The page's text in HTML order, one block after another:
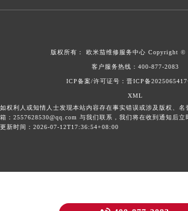
版权所有： 欧米茄维修服务中心 Copyright ©
客户服务热线： 400-877-2083
ICP备案/许可证号：晋ICP备2025065417
XML
如权利人或知情人士发现本站内容存在事实错误或涉及版权、名
箱：2557628530@qq.com 与我们联系，我们将在收到通知后立
更新时间：2026-07-12T17:36:54+08:00